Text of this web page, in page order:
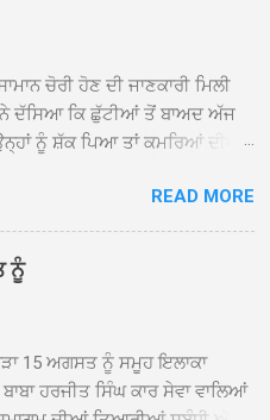
ਸਿਰੋਪਾਓ ਦੇ ਕੇ ਵਿਸ਼ੇਸ਼ ਤੌਰ ’ਤੇ
ਚੋਰੀ ਹੋਣ ਦੀ ਜਾਣਕਾਰੀ ਮਿਲੀ
ਨੇ ਦੱਸਿਆ ਕਿ ਛੁੱਟੀਆਂ ਤੋਂ ਬਾਅਦ ਅੱਜ
ਨੂੰ ਸ਼ੱਕ ਪਿਆ ਤਾਂ ਕਮਰਿਆਂ ਦੀਆਂ
ਤੱਕ ਸਭ ਠੀਕ ਸੀ। ਚੋਰੀ ਦੀ ਘਟਨਾ
ਕੌਰ, ਕਮਲਪ੍ਰੀਤ ਕੌਰ ਅਤੇ ਹਰਵਿੰਦਰ
ਰਾਮ ਸਿੰਘ ਵੱਲੋਂ ਕੀਤੀ ਗਈ ਸੀ
ਦੇ ਮਾਪਿਆਂ ਵਿੱਚ ਭਾਰੀ ਰੋਸ ਹੈ ਅਤੇ
READ MORE
ਨੂੰ
15 ਅਗਸਤ ਨੂੰ ਸਮੂਹ ਇਲਾਕਾ
ਹਰਜੀਤ ਸਿੰਘ ਕਾਰ ਸੇਵਾ ਵਾਲਿਆਂ